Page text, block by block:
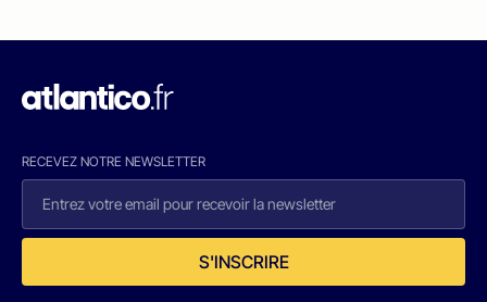
RECEVEZ NOTRE NEWSLETTER
S'INSCRIRE